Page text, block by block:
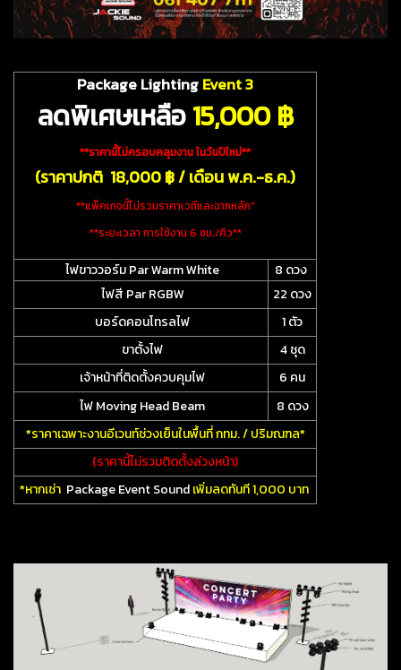
Package LightingEvent 3
ลดพิเศษเหลือ15,000 ฿
**ราคานี้ไม่ครอบคลุมงาน ในวันปีใหม่**
(ราคาปกติ 18,000 ฿ / เดือน พ.ค.-ธ.ค.)
**แพ็คเกจนี้ไม่รวมราคาเวทีและฉากหลัก"
**ระยะเวลา การใช้งาน 6 ชม./คิว**
ไฟขาววอร์ม Par Warm White
8 ดวง
ไฟสี Par RGBW
22 ดวง
บอร์ดคอนโทรลไฟ
1 ตัว
ขาตั้งไฟ
4 ชุด
เจ้าหน้าที่ติดตั้งควบคุมไฟ
6 คน
ไฟ Moving Head Beam
8 ดวง
*ราคาเฉพาะงานอีเวนท์ช่วงเย็นในพื้นที่ กทม. / ปริมณฑล*
(ราคานี้ไม่รวมติดตั้งล่วงหน้า)
*หากเช่า Package Event Soundเพิ่มลดทันที 1,000 บาท